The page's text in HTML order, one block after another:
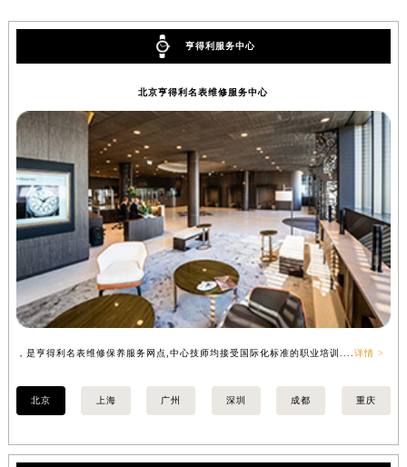
亨得利服务中心
北京亨得利名表维修服务中心
，是亨得利名表维修保养服务网点,中心技师均接受国际化标准的职业培训.... 详情 >
北京 上海 广州 深圳 成都 重庆